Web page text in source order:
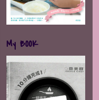
My BOOK